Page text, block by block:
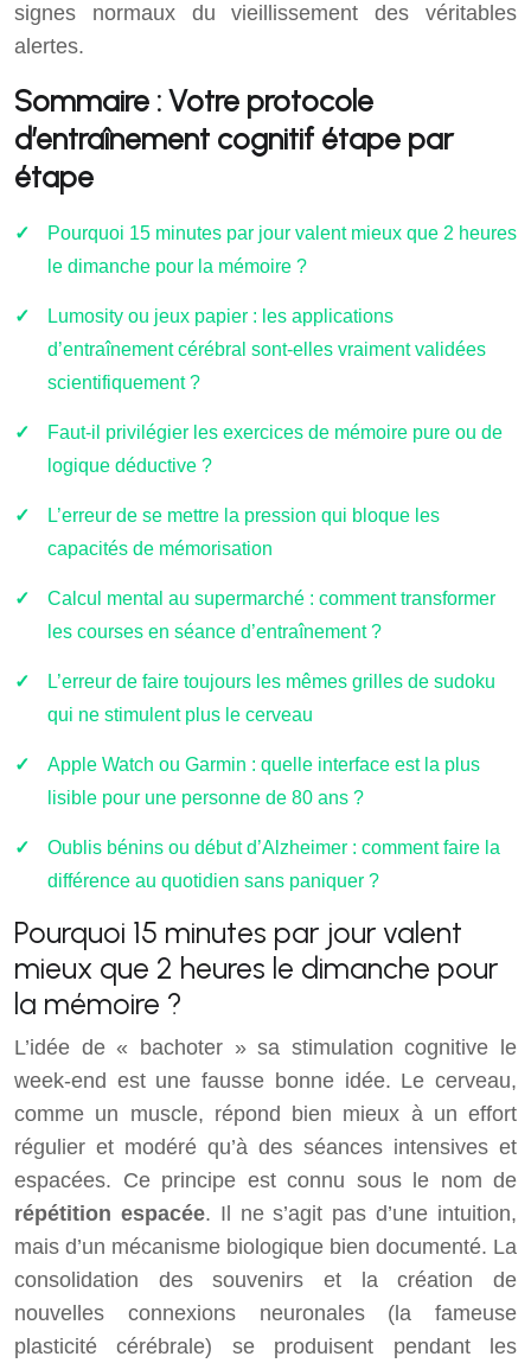
signes normaux du vieillissement des véritables
alertes.
Sommaire : Votre protocole
d’entraînement cognitif étape par
étape
Pourquoi 15 minutes par jour valent mieux que 2 heures
le dimanche pour la mémoire ?
Lumosity ou jeux papier : les applications
d’entraînement cérébral sont-elles vraiment validées
scientifiquement ?
Faut-il privilégier les exercices de mémoire pure ou de
logique déductive ?
L’erreur de se mettre la pression qui bloque les
capacités de mémorisation
Calcul mental au supermarché : comment transformer
les courses en séance d’entraînement ?
L’erreur de faire toujours les mêmes grilles de sudoku
qui ne stimulent plus le cerveau
Apple Watch ou Garmin : quelle interface est la plus
lisible pour une personne de 80 ans ?
Oublis bénins ou début d’Alzheimer : comment faire la
différence au quotidien sans paniquer ?
Pourquoi 15 minutes par jour valent
mieux que 2 heures le dimanche pour
la mémoire ?
L’idée de « bachoter » sa stimulation cognitive le
week-end est une fausse bonne idée. Le cerveau,
comme un muscle, répond bien mieux à un effort
régulier et modéré qu’à des séances intensives et
espacées. Ce principe est connu sous le nom de
répétition espacée. Il ne s’agit pas d’une intuition,
mais d’un mécanisme biologique bien documenté. La
consolidation des souvenirs et la création de
nouvelles connexions neuronales (la fameuse
plasticité cérébrale) se produisent pendant les